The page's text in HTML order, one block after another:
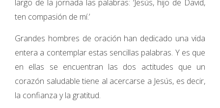
largo de la jornada las palabras: ‘Jesús, hijo de David,
ten compasión de mí.’
Grandes hombres de oración han dedicado una vida
entera a contemplar estas sencillas palabras. Y es que
en ellas se encuentran las dos actitudes que un
corazón saludable tiene al acercarse a Jesús, es decir,
la confianza y la gratitud.